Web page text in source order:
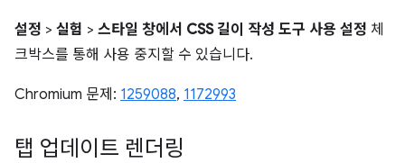
설정 > 실험 > 스타일 창에서 CSS 길이 작성 도구 사용 설정 체
크박스를 통해 사용 중지할 수 있습니다.
Chromium 문제: 1259088, 1172993
탭 업데이트 렌더링